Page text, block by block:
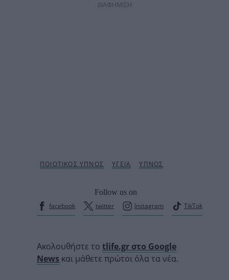
ΔΙΑΦΗΜΙΣΗ
Follow us on
facebook
twitter Instagram TikTok
Ακολουθήστε το tlife.gr στο Google
News και μάθετε πρώτοι όλα τα νέα.